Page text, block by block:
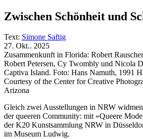
Zwischen Schönheit und
Text: Simone Saftig
27. Okt.. 2025
Zusammenkunft in Florida: Robert
Robert Petersen, Cy Twombly und Nicola
Captiva Island. Foto: Hans Namuth, 1991
Courtesy of the Center for Creative
Arizona
Gleich zwei Ausstellungen in NRW
der queeren Community: mit »Queere
der K20 Kunstsammlung NRW in
im Museum Ludwig.